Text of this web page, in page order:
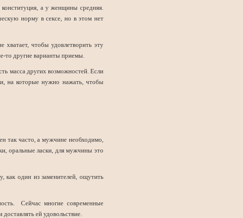
а у женщины средняя.
норму в сексе, но в этом нет
хватает, чтобы удовлетворить эту
то другие варианты приемы.
масса других возможностей. Если
на которые нужно нажать, чтобы
так часто, а мужчине необходимо,
оральные ласки, для мужчины это
как один из заменителей, ощутить
Сейчас многие современные
ей удовольствие.